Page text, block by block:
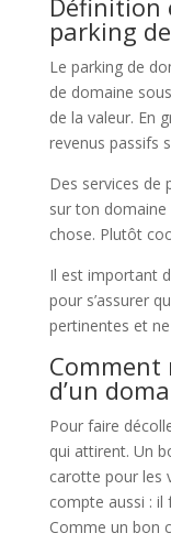
Définition
parking
Le parking de
de domaine
de la valeur. En
revenus passifs
Des services de
sur ton
chose. Plutôt
Il est important
pour s’assurer
pertinentes et
Comment
d’un
Pour faire
qui attirent. Un
carotte pour les
compte aussi :
Comme un bon